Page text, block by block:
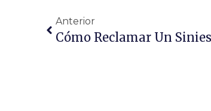
Anterior
Cómo Reclamar Un